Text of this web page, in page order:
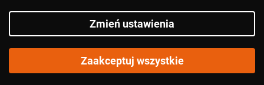
Zmień ustawienia
Zaakceptuj wszystkie